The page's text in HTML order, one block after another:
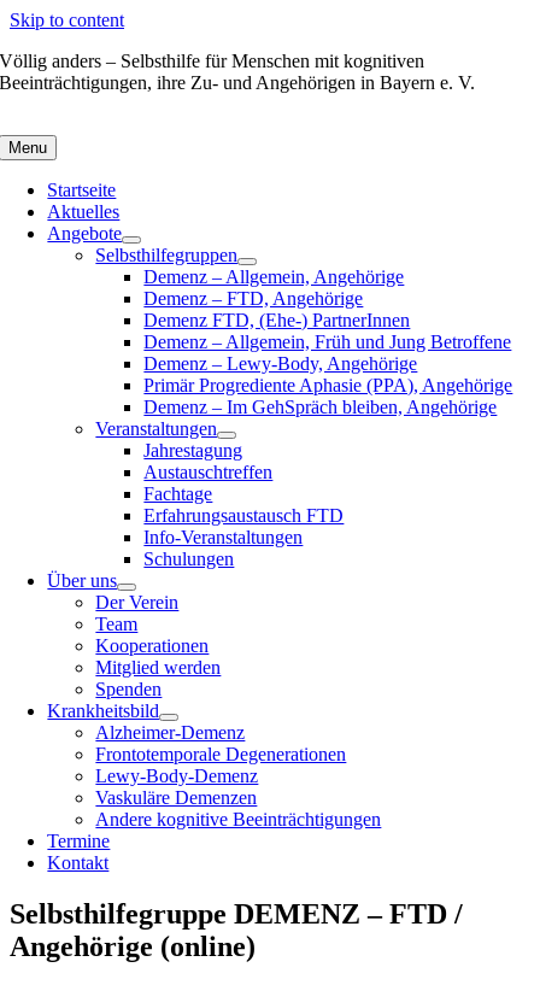
Skip to content
Völlig anders – Selbsthilfe für Menschen mit kognitiven
Beeinträchtigungen, ihre Zu- und Angehörigen in Bayern e. V.
Menu
Startseite
Aktuelles
Angebote
Selbsthilfegruppen
Demenz – Allgemein, Angehörige
Demenz – FTD, Angehörige
Demenz FTD, (Ehe-) PartnerInnen
Demenz – Allgemein, Früh und Jung Betroffene
Demenz – Lewy-Body, Angehörige
Primär Progrediente Aphasie (PPA), Angehörige
Demenz – Im GehSpräch bleiben, Angehörige
Veranstaltungen
Jahrestagung
Austauschtreffen
Fachtage
Erfahrungsaustausch FTD
Info-Veranstaltungen
Schulungen
Über uns
Der Verein
Team
Kooperationen
Mitglied werden
Spenden
Krankheitsbild
Alzheimer-Demenz
Frontotemporale Degenerationen
Lewy-Body-Demenz
Vaskuläre Demenzen
Andere kognitive Beeinträchtigungen
Termine
Kontakt
Selbsthilfegruppe DEMENZ – FTD /
Angehörige (online)